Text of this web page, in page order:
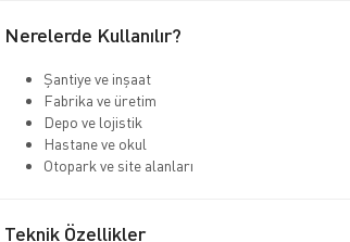
Nerelerde Kullanılır?
Şantiye ve inşaat
Fabrika ve üretim
Depo ve lojistik
Hastane ve okul
Otopark ve site alanları
Teknik Özellikler